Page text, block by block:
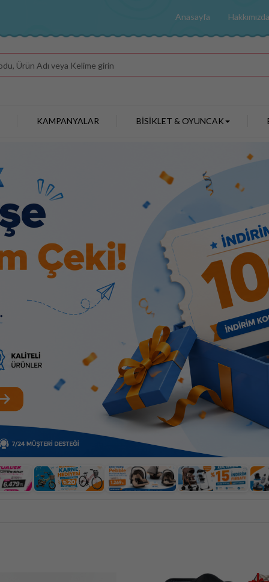
Anasayfa Hakkımızda
KAMPANYALAR BİSİKLET & OYUNCAK